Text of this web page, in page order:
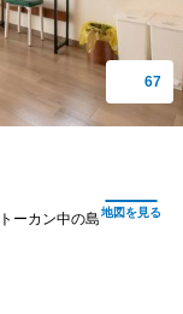
ーカン中の島